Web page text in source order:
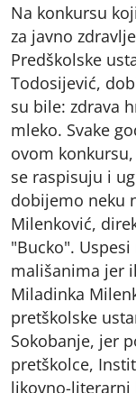
Na konkursu
za javno
Predškolske
Todosijević,
su bile: zdrava
mleko. Svake
ovom
se raspisuju i
dobijemo neku
Milenković,
"Bucko".
mališanima jer
Miladinka
pretškolske
Sokobanje, jer
pretškolce,
likovno-literarni